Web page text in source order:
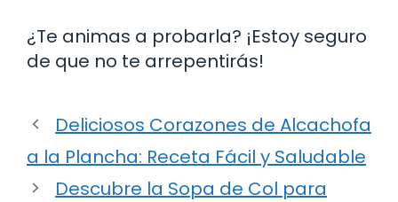
¿Te animas a probarla? ¡Estoy seguro
de que no te arrepentirás!
Deliciosos Corazones de Alcachofa
a la Plancha: Receta Fácil y Saludable
Descubre la Sopa de Col para